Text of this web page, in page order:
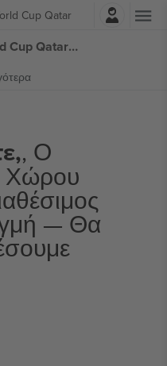
Cup Qatar
Σύνδεση
M9 Italy vs Jamaica U-17 World Cup Qatar εισιτήρια
, Ο
Χώρου
— Θα